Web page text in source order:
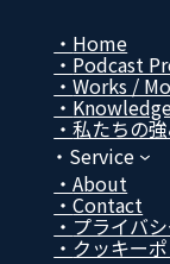
リ
ン
ク
リ
ン
ク
ン
ク
Home
Podcast
Works /
私たちの
Service
About
Contact
プライバ
クッキー